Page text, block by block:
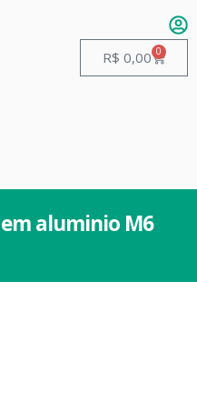
R$ 0,00 0
aluminio M6